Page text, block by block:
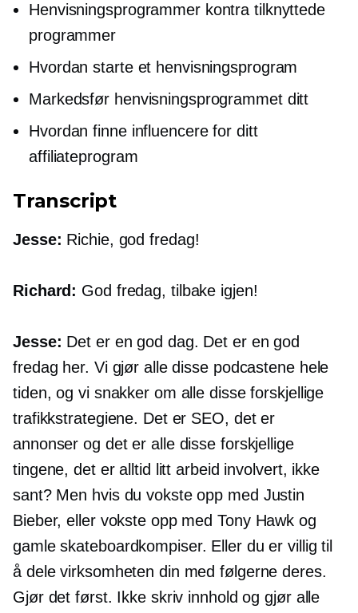
Henvisningsprogrammer kontra tilknyttede
programmer
Hvordan starte et henvisningsprogram
Markedsfør henvisningsprogrammet ditt
Hvordan finne influencere for ditt
affiliateprogram
Transcript
Jesse: Richie, god fredag!
Richard: God fredag, tilbake igjen!
Jesse: Det er en god dag. Det er en god
fredag ​​her. Vi gjør alle disse podcastene hele
tiden, og vi snakker om alle disse forskjellige
trafikkstrategiene. Det er SEO, det er
annonser og det er alle disse forskjellige
tingene, det er alltid litt arbeid involvert, ikke
sant? Men hvis du vokste opp med Justin
Bieber, eller vokste opp med Tony Hawk og
gamle skateboardkompiser. Eller du er villig til
å dele virksomheten din med følgerne deres.
Gjør det først. Ikke skriv innhold og gjør alle